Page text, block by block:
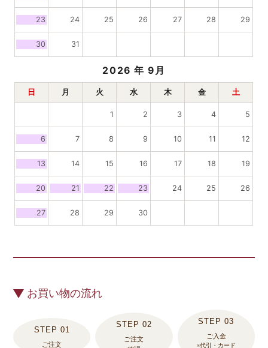
23 24 25 26 27 28 29
30 31
2026 年 9月
日 月 火 水 木 金 土
1 2 3 4 5
6 7 8 9 10 11 12
13 14 15 16 17 18 19
20 21 22 23 24 25 26
27 28 29 30
お買い物の流れ
ご注文
ご注文
ご入金
※代引・カード